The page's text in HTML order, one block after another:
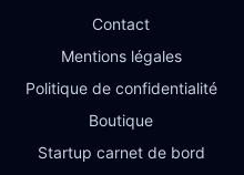
Contact
Mentions légales
Politique de confidentialité
Boutique
Startup carnet de bord